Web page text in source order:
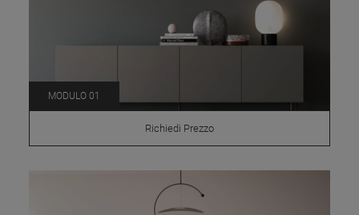
MODULO 01
Richiedi Prezzo